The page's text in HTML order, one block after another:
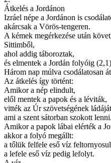
Átkelés a Jordánon
Izráel népe a Jordánon is
akárcsak a Vörös-tengeren.
A kémek megérkezése után
Sittimből,
ahol addig táboroztak,
és elmentek a Jordán folyóig
Három nap múlva csodálatosan
Az átkelés így történt:
Amikor a nép elindult,
elől mentek a papok és a léviták,
vitték az Úr szövetségének
ami a szent sátorban szokott lenni.
Amikor a papok lábai elérték a
akkor a folyó megállt:
a tőlük felfele eső víz
a lefele eső víz pedig lefolyt.